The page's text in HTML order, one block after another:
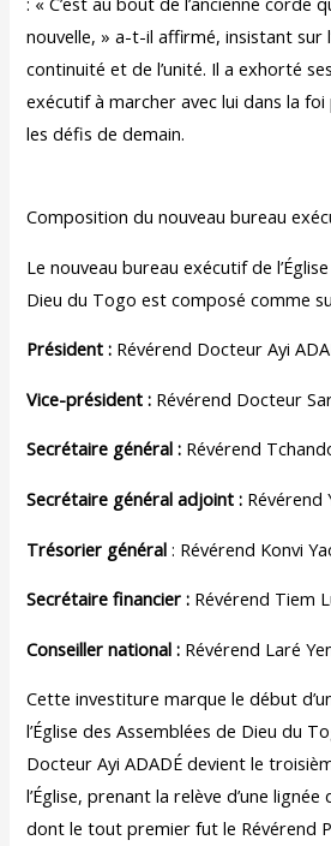
nouvelle, » a-t-il affirmé, insistant sur
continuité et de l’unité. Il a exhorté
exécutif à marcher avec lui dans la
les défis de demain.
Composition du nouveau bureau
Le nouveau bureau exécutif de
Dieu du Togo est composé comme
Président : Révérend Docteur Ayi
Vice-président : Révérend Docteur
Secrétaire général : Révérend
Secrétaire général adjoint : Révérend
Trésorier général: Révérend Konvi
Secrétaire financier : Révérend Tiem
Conseiller national : Révérend Laré
Cette investiture marque le début
l’Église des Assemblées de Dieu du
Docteur Ayi ADADÉ devient le
l’Église, prenant la relève d’une
dont le tout premier fut le Révérend